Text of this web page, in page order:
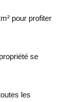
pour profiter
se
les